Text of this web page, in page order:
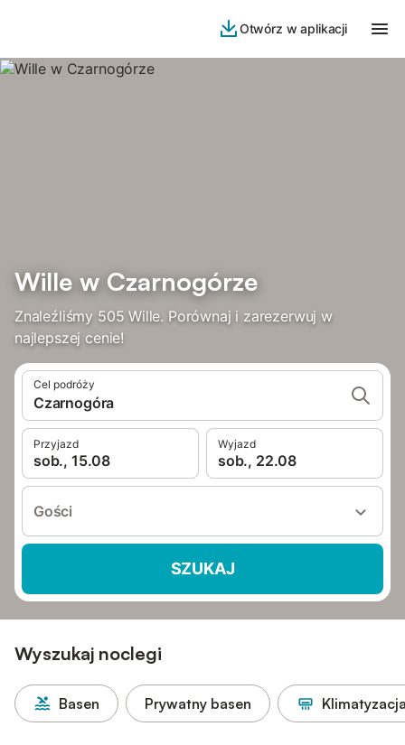
Otwórz w aplikacji
Wille w Czarnogórze
Znaleźliśmy 505 Wille. Porównaj i zarezerwuj w
najlepszej cenie!
Cel podróży
Czarnogóra
Przyjazd
sob., 15.08
Wyjazd
sob., 22.08
Gości
SZUKAJ
Wyszukaj noclegi
Basen Prywatny basen